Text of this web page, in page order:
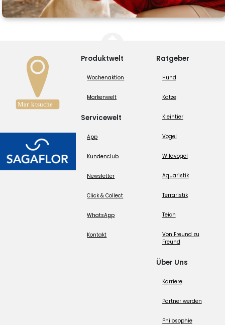
Produktwelt
Wochenaktion
Markenwelt
Servicewelt
App
Kundenclub
Newsletter
Click & Collect
WhatsApp
Kontakt
Ratgeber
Hund
Katze
Kleintier
Vogel
Wildvogel
Aquaristik
Terraristik
Teich
Von Freund zu
Freund
Über Uns
Karriere
Partner werden
Philosophie